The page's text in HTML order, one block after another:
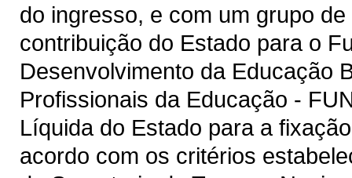
do ingresso, e com um grupo
contribuição do Estado para o
Desenvolvimento da Educação
Profissionais da Educação -
Líquida do Estado para a
acordo com os critérios